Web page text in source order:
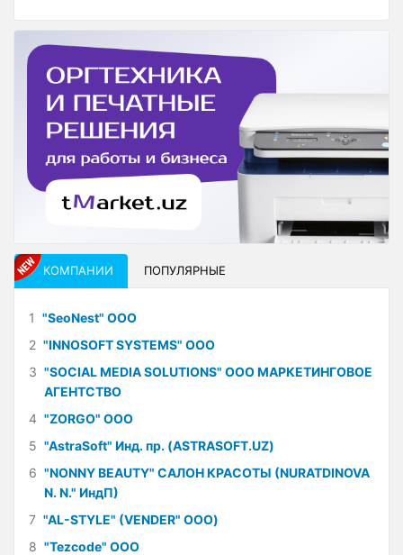
КОМПАНИИ ПОПУЛЯРНЫЕ
1 "SeoNest" ООО
2 "INNOSOFT SYSTEMS" ООО
3 "SOCIAL MEDIA SOLUTIONS" ООО МАРКЕТИНГОВОЕ
АГЕНТСТВО
4 "ZORGO" ООО
5 "AstraSoft" Инд. пр. (ASTRASOFT.UZ)
6 "NONNY BEAUTY" САЛОН КРАСОТЫ (NURATDINOVA
N. N." ИндП)
7 "AL-STYLE" (VENDER" ООО)
8 "Tezcode" ООО